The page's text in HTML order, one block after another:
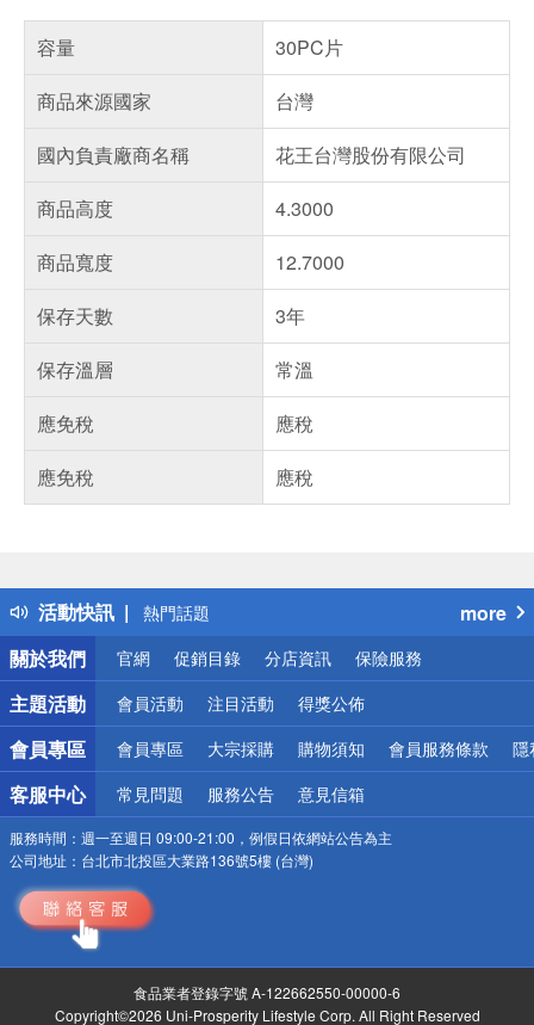
容量
30PC片
商品來源國家
台灣
國內負責廠商名稱
花王台灣股份有限公司
商品高度
4.3000
商品寬度
12.7000
保存天數
3年
保存溫層
常溫
應免稅
應稅
應免稅
應稅
活動快訊
得獎公告
熱門話題
銀行優惠
偏遠地區配送
詐騙網頁！請小心！
more
關於我們
官網 促銷目錄 分店資訊 保險服務
主題活動 會員活動 注目活動 得獎公佈
會員專區 會員專區 大宗採購 購物須知 會員服務條款 隱
客服中心 常見問題 服務公告 意見信箱
服務時間： 週一至週日 09:00-21:00，例假日依網站公告為主
公司地址： 台北市北投區大業路136號5樓 (台灣)
食品業者登錄字號 A-122662550-00000-6
Copyright©2026 Uni-Prosperity Lifestyle Corp. All Right Reserved